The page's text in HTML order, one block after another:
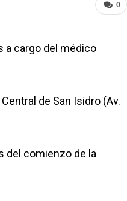
0
a cargo del médico
de San Isidro (Av.
del comienzo de la